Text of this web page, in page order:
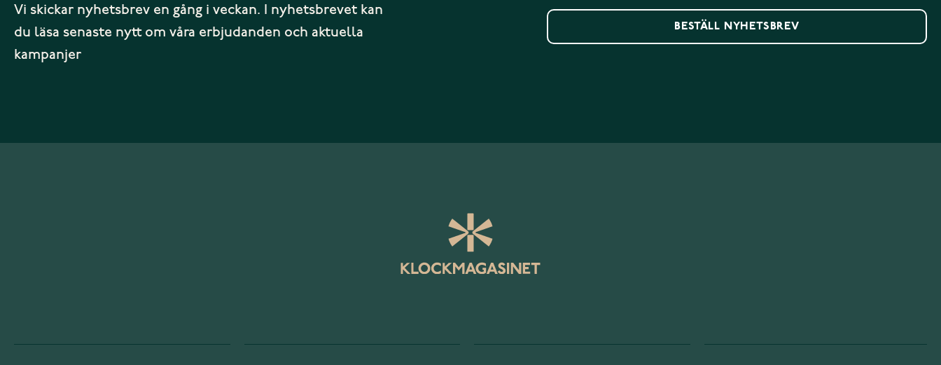
Vi skickar nyhetsbrev en gång i veckan. I nyhetsbrevet kan
du läsa senaste nytt om våra erbjudanden och aktuella
kampanjer
BESTÄLL NYHETSBREV